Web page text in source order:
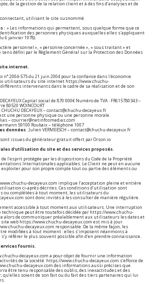
de la gestion de la relation client et à des fins d’analyses et de
utilisant le site susnommé.
: « Les informations qui permettent, sous quelque forme que ce
des personnes physiques auxquelles elles s'appliquent
6 janvier 1978).
personnel », « personne concernée », « sous traitant » et
sens défini par le Règlement Général sur la Protection des Données
internet.
n° 2004-575 du 21 juin 2004 pour la confiance dans l'économie
utilisateurs du site internet https://www.chuchu-
intervenants dans le cadre de sa réalisation et de son
DECAYEUX Capital social de 870 000€ Numéro de TVA : FR615780343 –
80520 WOINCOURT
: CHUCHU DECAYEUX – contact@chuchu-decayeux.fr
une personne physique ou une personne morale.
– courrier@netinfosmedias.com
59100 Roubaix – téléphone 1007
données: Julien VERMEESCH – contact@chuchu-decayeux.fr
issues du générateur gratuit offert par Orson.io
d’utilisation du site et des services proposés.
l’esprit protégée par les dispositions du Code de la Propriété
Internationales applicables. Le Client ne peut en aucune
pour son propre compte tout ou partie des éléments ou
decayeux.com implique l’acceptation pleine et entière
ci-après décrites. Ces conditions d’utilisation sont
ou complétées à tout moment, les utilisateurs du
sont donc invités à les consulter de manière régulière.
accessible à tout moment aux utilisateurs. Une interruption
technique peut être toutefois décidée par https://www.chuchu-
alors de communiquer préalablement aux utilisateurs les dates et
site web https://www.chuchu-decayeux.com est mis à jour
decayeux.com responsable. De la même façon, les
modifiées à tout moment : elles s’imposent néanmoins à
référer le plus souvent possible afin d’en prendre connaissance.
fournis.
decayeux.com a pour objet de fournir une information
de la société. https://www.chuchu-decayeux.com s’efforce de
decayeux.com des informations aussi précises que
être tenu responsable des oublis, des inexactitudes et des
qu’elles soient de son fait ou du fait des tiers partenaires qui lui